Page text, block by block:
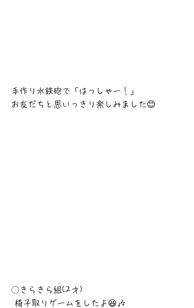
手作り水鉄砲で「はっしゃー！」
お友だちと思いっきり楽しみました😊
〇きらきら組(2才)
椅子取りゲームをしたよ😆🎶